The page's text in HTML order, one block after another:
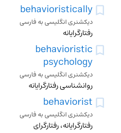
behavioristically
دیکشنری انگلیسی به فارسی
رفتارگرایانه
behavioristic
psychology
دیکشنری انگلیسی به فارسی
روانشناسی رفتارگرایانه
behaviorist
دیکشنری انگلیسی به فارسی
رفتارگرایانه، رفتارگرای